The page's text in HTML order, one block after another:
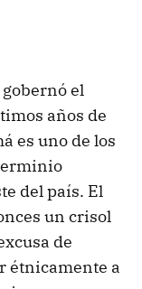
el
años de
es uno de los
del país. El
un crisol
de
étnicamente a